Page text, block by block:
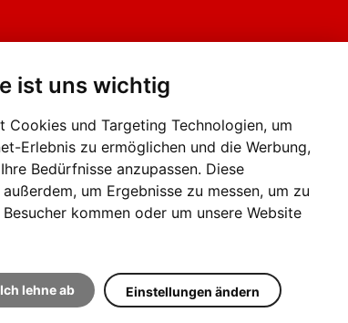
ist uns wichtig
Cookies und Targeting Technologien, um
Erlebnis zu ermöglichen und die Werbung,
Bedürfnisse anzupassen. Diese
um Ergebnisse zu messen, um zu
kommen oder um unsere Website
Ich lehne ab Einstellungen ändern
werben?+43 (0)664 2226600